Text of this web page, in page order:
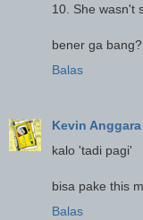
10. She wasn't
bener ga bang?
Balas
Kevin Anggara
kalo 'tadi pagi'
bisa pake this
Balas